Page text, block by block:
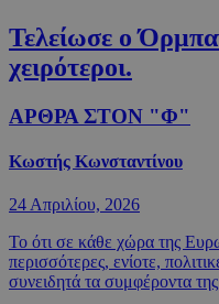
Τελείωσε ο
χειρότεροι.
ΑΡΘΡΑ ΣΤΟΝ "Φ"
Κωστής Κωνσταντίνου
24 Απριλίου, 2026
Το ότι σε κάθε χώρα της
περισσότερες, ενίοτε,
συνειδητά τα συμφέροντα